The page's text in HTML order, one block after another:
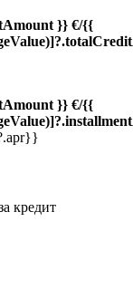
}} €/{{
}} €/{{
кредит